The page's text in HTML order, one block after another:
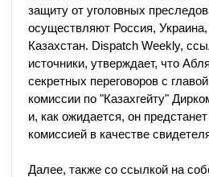
защиту от уголовных
осуществляют Россия,
Казахстан. Dispatch Weekly,
источники, утверждает, что
секретных переговоров с
комиссии по "Казахгейту"
и, как ожидается, он
комиссией в качестве
Далее, также со ссылкой на